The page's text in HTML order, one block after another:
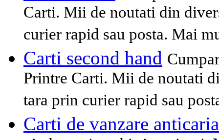
Carti. Mii de noutati din
curier rapid sau posta. Mai
Carti second hand
Printre Carti. Mii de noutati
tara prin curier rapid sau
Carti de vanzare